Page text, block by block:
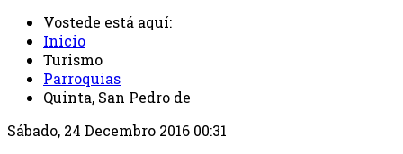
Vostede está aquí:
Inicio
Turismo
Parroquias
Quinta, San Pedro de
Sábado, 24 Decembro 2016 00:31